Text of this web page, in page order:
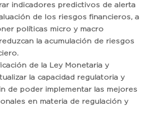
indicadores predictivos de alerta
de los riesgos financieros, a
políticas micro y macro
la acumulación de riesgos
de la Ley Monetaria y
la capacidad regulatoria y
de poder implementar las mejores
en materia de regulación y